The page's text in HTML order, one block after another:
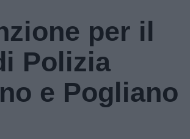
per il
Polizia
e Pogliano